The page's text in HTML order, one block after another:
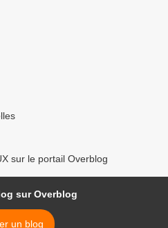
sur le portail Overblog
sur Overblog
un blog